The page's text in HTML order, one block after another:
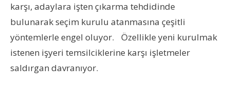
karşı, adaylara işten çıkarma tehdidinde
bulunarak seçim kurulu atanmasına çeşitli
yöntemlerle engel oluyor. Özellikle yeni kurulmak
istenen işyeri temsilciklerine karşı işletmeler
saldırgan davranıyor.